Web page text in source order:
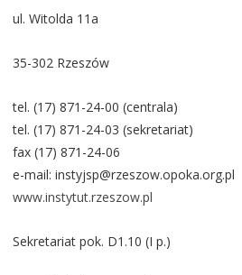
ul. Witolda 11a
35-302 Rzeszów
tel. (17) 871-24-00 (centrala)
tel. (17) 871-24-03 (sekretariat)
fax (17) 871-24-06
e-mail: instyjsp@rzeszow.opoka.org.pl
www.instytut.rzeszow.pl
Sekretariat pok. D1.10 (I p.)